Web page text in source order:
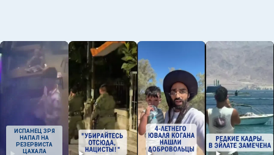
ИСПАНЕЦ ЗРЯ
НАПАЛ НА
РЕЗЕРВИСТА
ЦАХАЛА